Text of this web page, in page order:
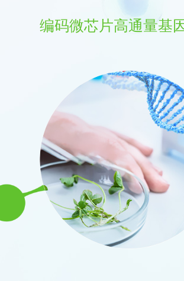
编码微芯片高通量基